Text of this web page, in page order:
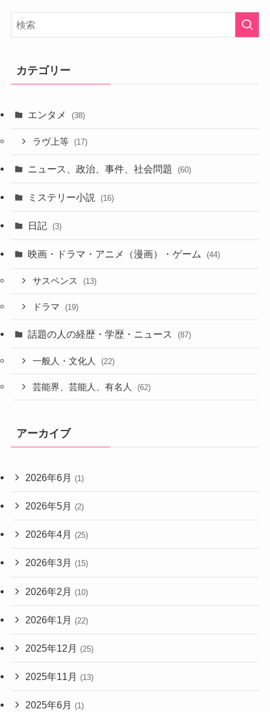
カテゴリー
エンタメ (38)
ラヴ上等 (17)
ニュース、政治、事件、社会問題 (60)
ミステリー小説 (16)
日記 (3)
映画・ドラマ・アニメ（漫画）・ゲーム (44)
サスペンス (13)
ドラマ (19)
話題の人の経歴・学歴・ニュース (87)
一般人・文化人 (22)
芸能界、芸能人、有名人 (62)
アーカイブ
2026年6月 (1)
2026年5月 (2)
2026年4月 (25)
2026年3月 (15)
2026年2月 (10)
2026年1月 (22)
2025年12月 (25)
2025年11月 (13)
2025年6月 (1)